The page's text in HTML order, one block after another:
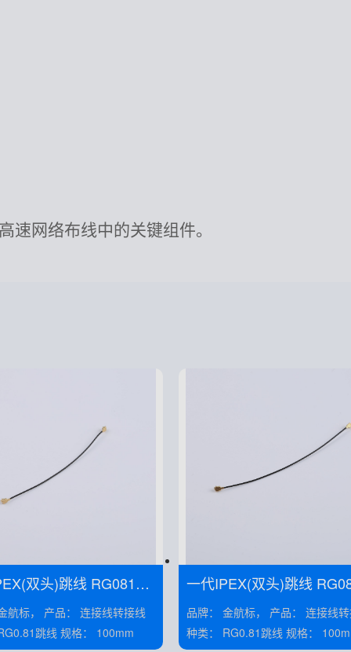
速网络布线中的关键组件。
头)跳线 RG081黑
： 连接线转接线
种类： RG0.81跳线 规格： 100mm
一代IPEX(双头)跳线 RG081黑
线 线长50MM——KH-081-TX9
0-IPEX
品牌： 金航标， 产品： 连接线转接线
种类： RG0.81跳线 规格：